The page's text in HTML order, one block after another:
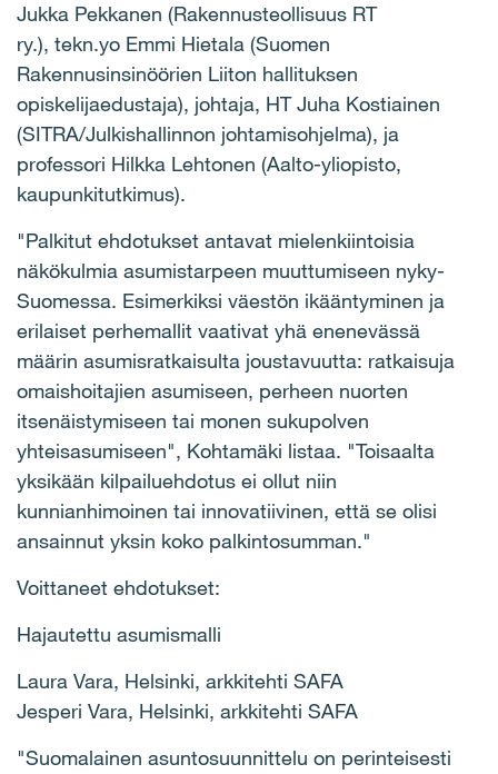
Jukka Pekkanen (Rakennusteollisuus RT
ry.), tekn.yo Emmi Hietala (Suomen
Rakennusinsinöörien Liiton hallituksen
opiskelijaedustaja), johtaja, HT Juha Kostiainen
(SITRA/Julkishallinnon johtamisohjelma), ja
professori Hilkka Lehtonen (Aalto-yliopisto,
kaupunkitutkimus).
"Palkitut ehdotukset antavat mielenkiintoisia
näkökulmia asumistarpeen muuttumiseen nyky-
Suomessa. Esimerkiksi väestön ikääntyminen ja
erilaiset perhemallit vaativat yhä enenevässä
määrin asumisratkaisulta joustavuutta: ratkaisuja
omaishoitajien asumiseen, perheen nuorten
itsenäistymiseen tai monen sukupolven
yhteisasumiseen", Kohtamäki listaa. "Toisaalta
yksikään kilpailuehdotus ei ollut niin
kunnianhimoinen tai innovatiivinen, että se olisi
ansainnut yksin koko palkintosumman."
Voittaneet ehdotukset:
Hajautettu asumismalli
Laura Vara, Helsinki, arkkitehti SAFA
Jesperi Vara, Helsinki, arkkitehti SAFA
"Suomalainen asuntosuunnittelu on perinteisesti